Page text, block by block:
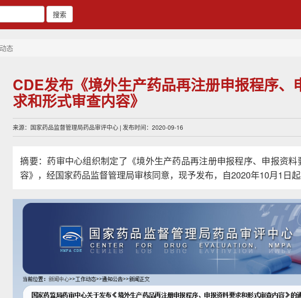
搜索
态
CDE发布《境外生产药品再注册申报程序、
求和形式审查内容》
来源：国家药品监督管理局药品审评中心 | 发布时间：2020-09-16
摘要：药审中心组织制定了《境外生产药品再注册申报程序、申报资料
容》，经国家药品监督管理局审核同意，现予发布，自2020年10月1日起